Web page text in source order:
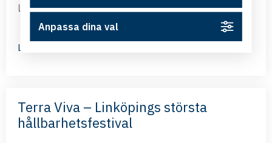
Linköping och presenterar det nya frihandelsavtalet...
Läs mer
Terra Viva – Linköpings största
hållbarhetsfestival
Anpassa dina val